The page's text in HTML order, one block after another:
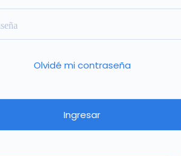
Olvidé mi contraseña
Ingresar